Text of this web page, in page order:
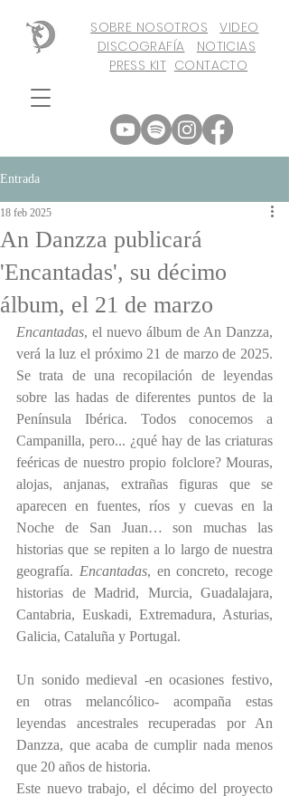
SOBRE NOSOTROS
VIDEO
DISCOGRAFÍA
NOTICIAS
PRESS KIT CONTACTO
Entrada
An Danzza publicará
'Encantadas', su décimo
álbum, el 21 de marzo
18 feb 2025
Encantadas, el nuevo álbum de An Danzza,
verá la luz el próximo 21 de marzo de 2025.
Se trata de una recopilación de leyendas
sobre las hadas de diferentes puntos de la
Península Ibérica. Todos conocemos a
Campanilla, pero... ¿qué hay de las criaturas
feéricas de nuestro propio folclore? Mouras,
alojas, anjanas, extrañas figuras que se
aparecen en fuentes, ríos y cuevas en la
Noche de San Juan… son muchas las
historias que se repiten a lo largo de nuestra
geografía. Encantadas, en concreto, recoge
historias de Madrid, Murcia, Guadalajara,
Cantabria, Euskadi, Extremadura, Asturias,
Galicia, Cataluña y Portugal.
Un sonido medieval -en ocasiones festivo,
en otras melancólico- acompaña estas
leyendas ancestrales recuperadas por An
Danzza, que acaba de cumplir nada menos
que 20 años de historia.
Este nuevo trabajo, el décimo del proyecto